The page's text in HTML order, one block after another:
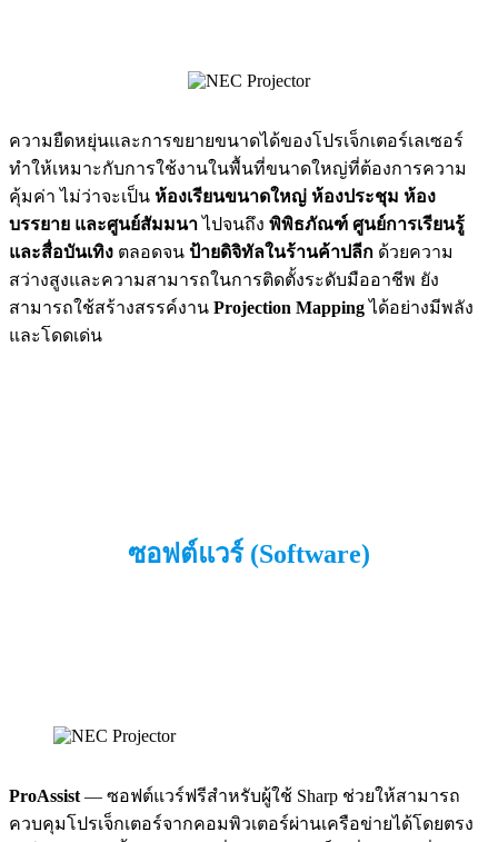
ความยืดหยุ่นและการขยายขนาดได้ของโปรเจ็กเตอร์เลเซอร์
ทำให้เหมาะกับการใช้งานในพื้นที่ขนาดใหญ่ที่ต้องการความ
คุ้มค่า ไม่ว่าจะเป็น ห้องเรียนขนาดใหญ่ ห้องประชุม ห้อง
บรรยาย และศูนย์สัมมนาไปจนถึง พิพิธภัณฑ์ ศูนย์การเรียนรู้
และสื่อบันเทิง ตลอดจน ป้ายดิจิทัลในร้านค้าปลีก ด้วยความ
สว่างสูงและความสามารถในการติดตั้งระดับมืออาชีพ ยัง
สามารถใช้สร้างสรรค์งาน Projection Mappingได้อย่างมีพลัง
และโดดเด่น
ซอฟต์แวร์ (Software)
ProAssist — ซอฟต์แวร์ฟรีสำหรับผู้ใช้ Sharp ช่วยให้สามารถ
ควบคุมโปรเจ็กเตอร์จากคอมพิวเตอร์ผ่านเครือข่ายได้โดยตรง